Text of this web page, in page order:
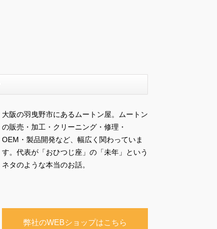
大阪の羽曳野市にあるムートン屋。ムートン
の販売・加工・クリーニング・修理・
OEM・製品開発など、幅広く関わっていま
す。代表が「おひつじ座」の「未年」という
ネタのような本当のお話。
弊社のWEBショップはこちら